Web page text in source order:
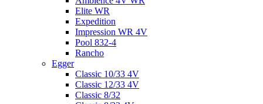
Elite WR
Expedition
Impression WR 4V
Pool 832-4
Rancho
Egger
Classic 10/33 4V
Classic 12/33 4V
Classic 8/32